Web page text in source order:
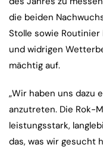
die beiden
Stolle sowie Routinier
und widrigen
mächtig auf.
„Wir haben uns dazu
anzutreten. Die Rok-
leistungsstark,
das, was wir gesucht